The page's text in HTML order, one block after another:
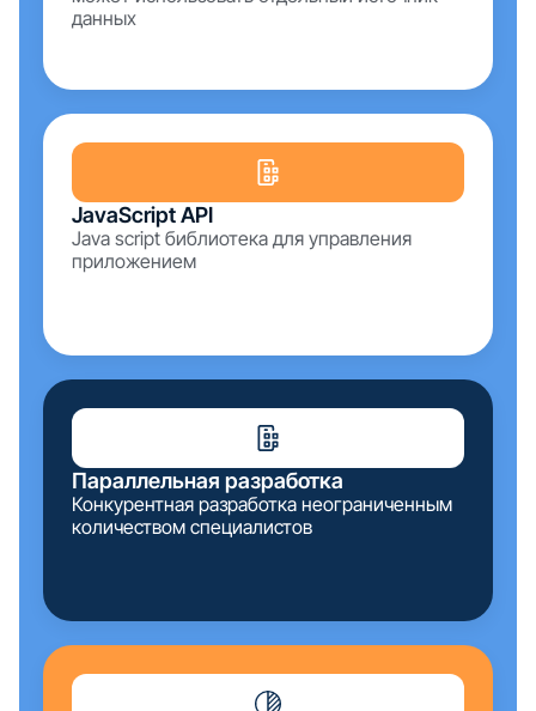
данных
JavaScript API
Java script библиотека для управления
приложением
Параллельная разработка
Конкурентная разработка неограниченным
количеством специалистов